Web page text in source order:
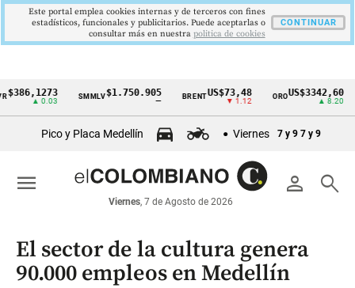
Cintillo
económicos
Colombia
▲ 0.03
SMMLV$1.750.905 BRENT US$73,48
▼ 1.12
ORO US$3342,60
Pico y Placa Medellín Viernes 7 y 9 7 y 9
person search
Viernes, 7 de Agosto de 2026
menu
El sector de la cultura genera
90.000 empleos en Medellín
Este portal emplea cookies internas y de terceros con fines
estadísticos, funcionales y publicitarios. Puede aceptarlas o
consultar más en nuestra politica de cookies
CONTINUAR